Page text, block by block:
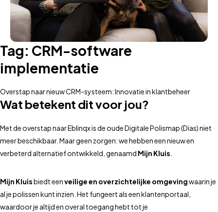
Tag: CRM-software
implementatie
Overstap naar nieuw CRM-systeem: Innovatie in klantbeheer
Wat betekent dit voor jou?
Met de overstap naar Eblinqx is de oude Digitale Polismap (Dias)niet
meer beschikbaar. Maar geen zorgen: we hebben een nieuw en
verbeterd alternatief ontwikkeld, genaamd Mijn Kluis
Mijn Kluisbiedt eenveilige en overzichtelijke omgevingwaarin je
al je polissen kunt inzien. Het fungeert als een klantenportaal,
waardoor je altijd en overal toegang hebt tot je